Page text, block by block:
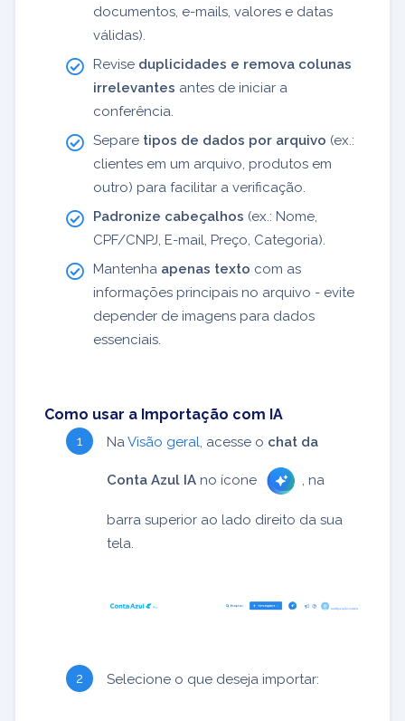
documentos, e-mails, valores e datas
válidas).
Revise duplicidades e remova colunas
irrelevantes antes de iniciar a
conferência.
Separe tipos de dados por arquivo (ex.:
clientes em um arquivo, produtos em
outro) para facilitar a verificação.
Padronize cabeçalhos (ex.: Nome,
CPF/CNPJ, E-mail, Preço, Categoria).
Mantenha apenas texto com as
informações principais no arquivo - evite
depender de imagens para dados
essenciais.
Como usar a Importação com IA
Na Visão geral , acesse o chat da
Conta Azul IA no ícone , na
barra superior ao lado direito da sua
tela.
Selecione o que deseja importar: